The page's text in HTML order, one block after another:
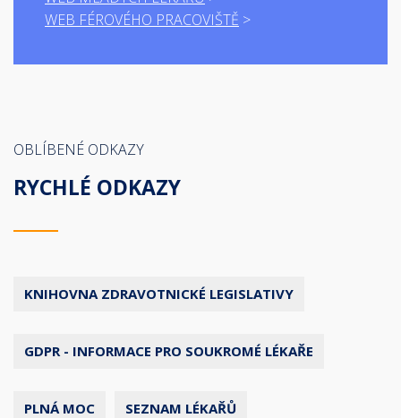
WEB FÉROVÉHO PRACOVIŠTĚ
OBLÍBENÉ ODKAZY
RYCHLÉ ODKAZY
KNIHOVNA ZDRAVOTNICKÉ LEGISLATIVY
GDPR - INFORMACE PRO SOUKROMÉ LÉKAŘE
PLNÁ MOC SEZNAM LÉKAŘŮ